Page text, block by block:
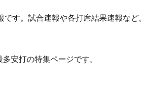
す。試合速報や各打席結果速報など。
安打の特集ページです。